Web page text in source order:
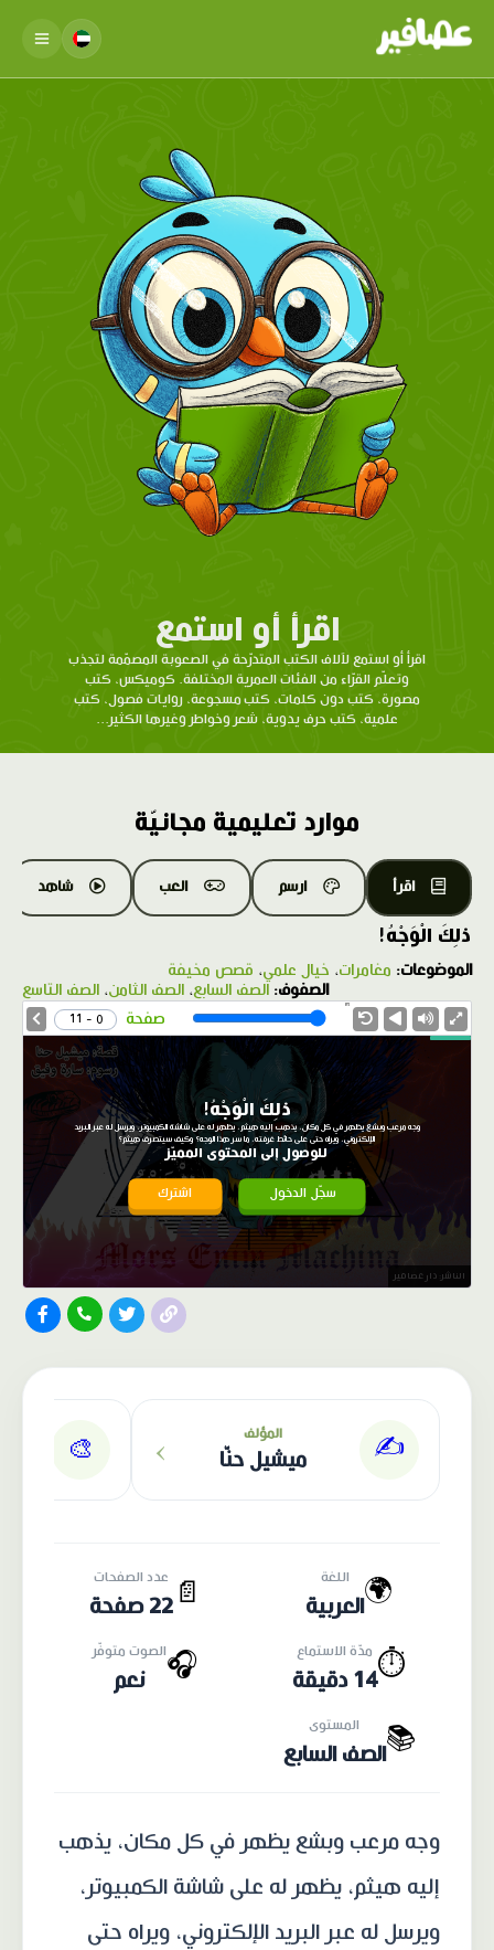
اقرأ أو استمع
اقرأ أو استمع لآلاف الكتب المتدرّحة في الصعوبة المصمّمة لتجذب
وتعلّم القرّاء من الفئات العمرية المختلفة. كوميكس، كتب
مصورة، كتب دون كلمات، كتب مسجوعة، روايات فصول، كتب
علمية، كتب حرف يدوية، شعر وخواطر وغيرها الكثير...
موارد تعليمية مجانيّة
اقرأ ارسم العب شاهد
ذلِكَ الْوَجْهُ!
الموضوعات: مغامرات، خيال علمي، قصص مخيفة
الصفوف: الصف السابع، الصف الثامن، الصف التاسع
صفحة 0 - 11
ذلِكَ الْوَجْهُ!
وجه مرعب وبشع يظهر في كل مكان، يذهب إليه هيثم، يظهر له على شاشة الكمبيوتر، ويرسل له عبر البريد
الإلكتروني، ويراه حتى على حائط غرفته، ما سر هذا الوجه؟ وكيف سيتصرف هيثم؟
للوصول إلى المحتوى المميّز
سجّل الدخول اشترك
الناشر: دار عصافير
✍️ المؤلف
ميشيل حنّا ›
🎨
🌍 اللغة
العربية 📄
عدد الصفحات
22 صفحة
⏱️ مدّة الاستماع
14 دقيقة
🎧الصوت متوفّر
نعم
📚 المستوى
الصف السابع
وجه مرعب وبشع يظهر في كل مكان، يذهب
إليه هيثم، يظهر له على شاشة الكمبيوتر،
ويرسل له عبر البريد الإلكتروني، ويراه حتى